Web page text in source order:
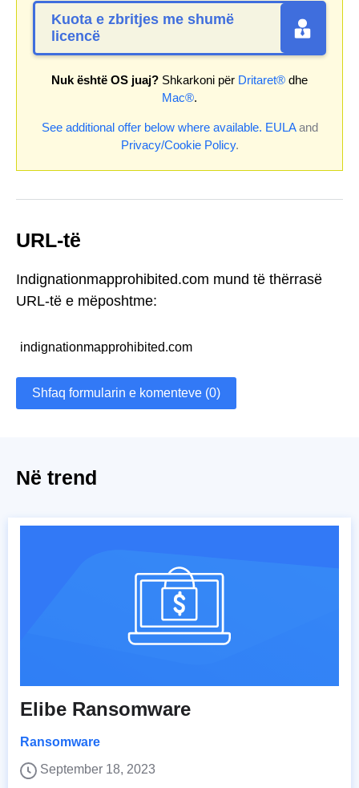
Kuota e zbritjes me shumë
licencë
Nuk është OS juaj? Shkarkoni për Dritaret® dhe
Mac®.
See additional offer below where available. EULAand
Privacy/Cookie Policy.
URL-të
Indignationmapprohibited.com mund të thërrasë
URL-të e mëposhtme:
indignationmapprohibited.com
Shfaq formularin e komenteve (0)
Në trend
Elibe Ransomware
Ransomware
September 18, 2023